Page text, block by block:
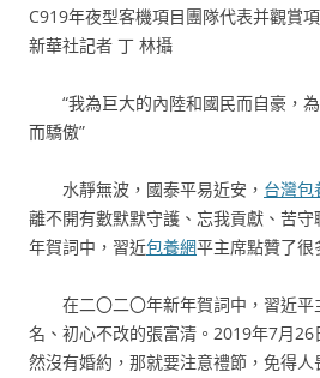
C919年夜型客機項目團隊代表并觀賞
新華社記者 丁 林攝
“我為巨大的內陸和國民而自豪，
而驕傲”
水靜無波，國泰平易近安， 台灣包
離不開有數默默守護、忘我貢獻、苦
年賀詞中，習近包養網平主席點贊了很
在二〇二〇年新年賀詞中，習近
名、初心不改的張富清。2019年7月26
然沒有婚約，那就要注意禮節，免得人